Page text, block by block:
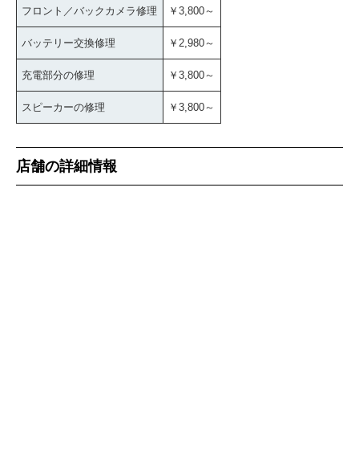
フロント／バックカメラ修理 ￥3,800～
バッテリー交換修理 ￥2,980～
充電部分の修理 ￥3,800～
スピーカーの修理 ￥3,800～
店舗の詳細情報